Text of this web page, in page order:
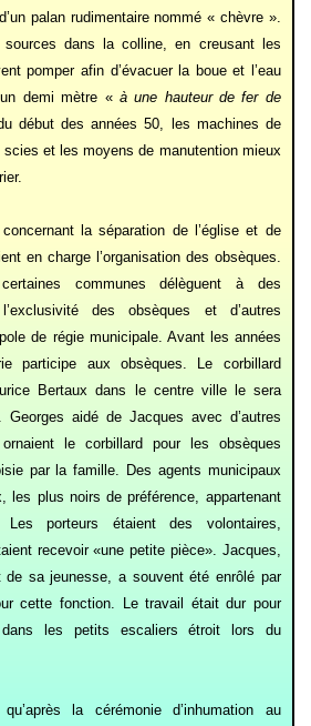
palan rudimentaire nommé « chèvre ».
dans la colline, en creusant les
pomper afin d’évacuer la boue et l’eau
demi mètre « à une hauteur de fer de
début des années 50, les machines de
et les moyens de manutention mieux
la séparation de l’église et de
en charge l’organisation des obsèques.
communes délèguent à des
des obsèques et d’autres
de régie municipale. Avant les années
participe aux obsèques. Le corbillard
Bertaux dans le centre ville le sera
aidé de Jacques avec d’autres
le corbillard pour les obsèques
par la famille. Des agents municipaux
les plus noirs de préférence, appartenant
porteurs étaient des volontaires,
recevoir «une petite pièce». Jacques,
sa jeunesse, a souvent été enrôlé par
cette fonction. Le travail était dur pour
les petits escaliers étroit lors du
la cérémonie d’inhumation au